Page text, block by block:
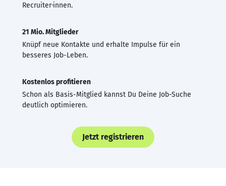
Recruiter·innen.
21 Mio. Mitglieder
Knüpf neue Kontakte und erhalte Impulse für ein
besseres Job-Leben.
Kostenlos profitieren
Schon als Basis-Mitglied kannst Du Deine Job-Suche
deutlich optimieren.
Jetzt registrieren